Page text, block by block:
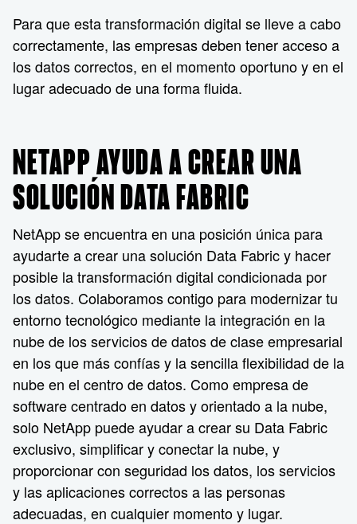
Para que esta transformación digital se lleve a cabo
correctamente, las empresas deben tener acceso a
los datos correctos, en el momento oportuno y en el
lugar adecuado de una forma fluida.
NETAPP AYUDA A CREAR UNA
SOLUCIÓN DATA FABRIC
NetApp se encuentra en una posición única para
ayudarte a crear una solución Data Fabric y hacer
posible la transformación digital condicionada por
los datos. Colaboramos contigo para modernizar tu
entorno tecnológico mediante la integración en la
nube de los servicios de datos de clase empresarial
en los que más confías y la sencilla flexibilidad de la
nube en el centro de datos. Como empresa de
software centrado en datos y orientado a la nube,
solo NetApp puede ayudar a crear su Data Fabric
exclusivo, simplificar y conectar la nube, y
proporcionar con seguridad los datos, los servicios
y las aplicaciones correctos a las personas
adecuadas, en cualquier momento y lugar.